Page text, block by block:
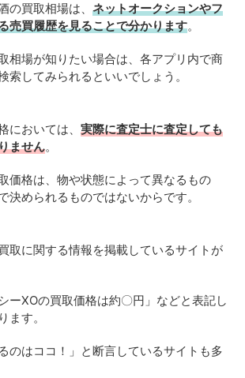
の買取相場は、 ネットオークションやフ
売買履歴を見ることで分かります。
相場が知りたい場合は、各アプリ内で商
索してみられるといいでしょう。
においては、 実際に査定士に査定しても
ません。
価格は、物や状態によって異なるもの
決められるものではないからです。
取に関する情報を掲載しているサイトが
ーXOの買取価格は約〇円」などと表記し
ます。
のはココ！」と断言しているサイトも多